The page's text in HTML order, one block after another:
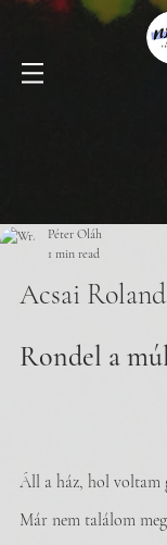
Péter Oláh
1 min read
Acsai Roland
Rondel a
Áll a ház, hol voltam
Már nem találom